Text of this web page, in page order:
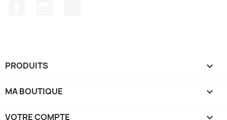
PRODUITS 
MA BOUTIQUE 
VOTRE COMPTE 